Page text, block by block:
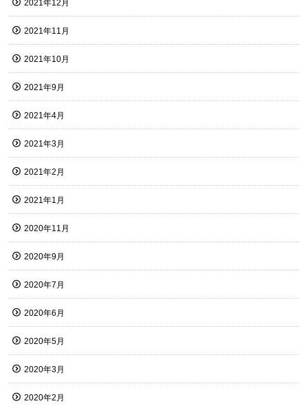
2021年12月
2021年11月
2021年10月
2021年9月
2021年4月
2021年3月
2021年2月
2021年1月
2020年11月
2020年9月
2020年7月
2020年6月
2020年5月
2020年3月
2020年2月